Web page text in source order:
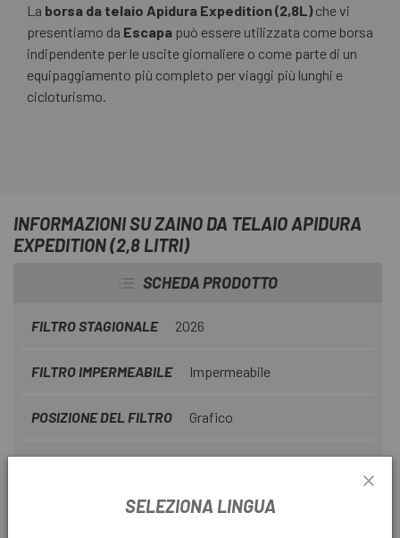
La borsa da telaio Apidura Expedition (2,8L)che vi
presentiamo da Escapa può essere utilizzata come borsa
indipendente per le uscite giornaliere o come parte di un
equipaggiamento più completo per viaggi più lunghi e
cicloturismo.
INFORMAZIONI SU ZAINO DA TELAIO APIDURA
EXPEDITION (2,8 LITRI)
SCHEDA PRODOTTO
FILTRO STAGIONALE 2026
FILTRO IMPERMEABILE Impermeabile
POSIZIONE DEL FILTRO Grafico
SELEZIONA LINGUA